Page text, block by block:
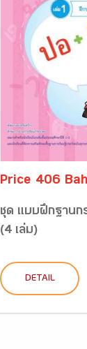
Price 406
ชุด แบบฝึกฐานก
(4 เล่ม)
DETAIL